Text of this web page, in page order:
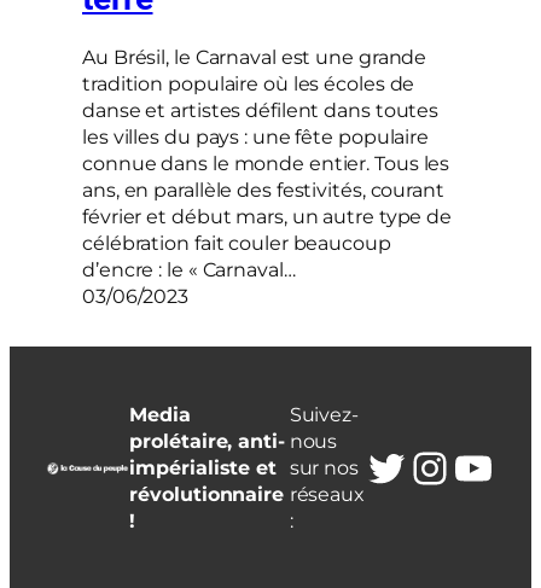
Au Brésil, le Carnaval est une grande
tradition populaire où les écoles de
danse et artistes défilent dans toutes
les villes du pays : une fête populaire
connue dans le monde entier. Tous les
ans, en parallèle des festivités, courant
février et début mars, un autre type de
célébration fait couler beaucoup
d’encre : le « Carnaval…
03/06/2023
Media
prolétaire, anti-
impérialiste et
révolutionnaire
!
Suivez-
nous
sur nos
réseaux
:
Twitter